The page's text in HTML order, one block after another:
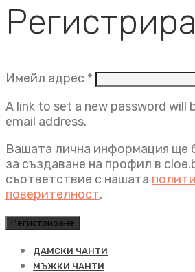
Имейл адрес * Задължително
A link to set a new password will
email address.
Вашата лична информация ще
за създаване на профил в
съответствие с нашата
поверителност.
Регистриране
ДАМСКИ ЧАНТИ
МЪЖКИ ЧАНТИ